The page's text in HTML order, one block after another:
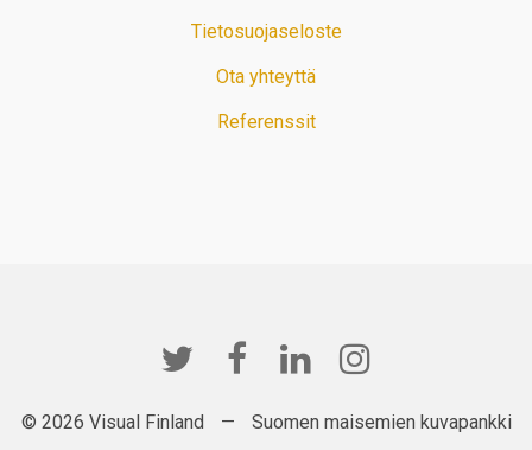
Tietosuojaseloste
Ota yhteyttä
Referenssit
© 2026 Visual Finland — Suomen maisemien kuvapankki